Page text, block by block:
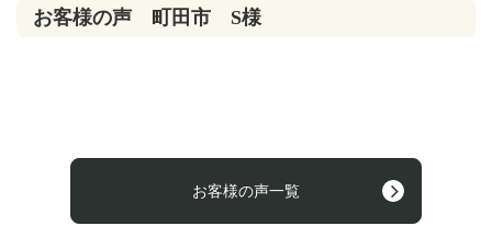
お客様の声 町田市 S様
お客様の声一覧